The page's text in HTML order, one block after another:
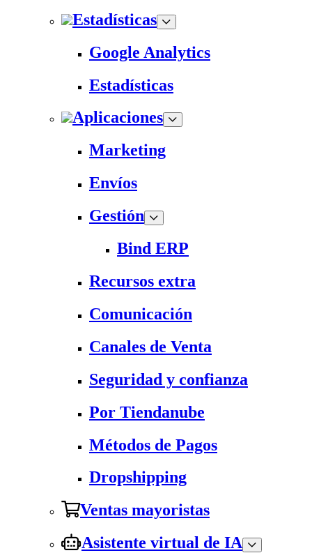
Estadísticas
Google Analytics
Estadísticas
Aplicaciones
Marketing
Envíos
Gestión
Bind ERP
Recursos extra
Comunicación
Canales de Venta
Seguridad y confianza
Por Tiendanube
Métodos de Pagos
Dropshipping
Ventas mayoristas
Asistente virtual de IA